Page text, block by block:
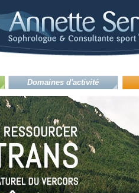
Domaines d'activité